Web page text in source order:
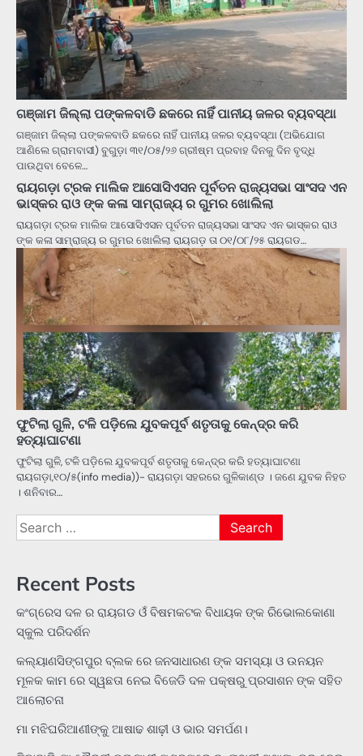
ଗଞ୍ଜାମ ଜିଲ୍ଲା ପଙ୍କଳବାଡି ଛକରେ ନାହିଁ ପାନୀୟ ଜଳର ବ୍ୟବସ୍ଥା
ଗଞ୍ଜାମ ଜିଲ୍ଲା ପଙ୍କଳବାଡି ଛକରେ ନାହିଁ ପାନୀୟ ଜଳର ବ୍ୟବସ୍ଥା (ଅଭିଯୋଗ
ଆଣିଲେ ଗ୍ରାମବାସୀ) ବୁଗୁଡ଼ା ୩୧/୦୫/୨୬ ଗ୍ରୀଷ୍ମ ପ୍ରବାହ ଦିନକୁ ଦିନ ବୃଦ୍ଧି
ପାଉଥିବା ବେଳେ…
ରାୟଗଡ଼ା ଟ୍ରକ ମାଲିକ ଆସୋସିଏସନ ପୂର୍ବତନ ରାଜ୍ୟସଭା ସାଂସଦ ଏନ
ଭାସ୍କର ରାଓ ଙ୍କ କଳା ସାମ୍ରାଜ୍ୟ ର ଗୁମର ଖୋଲିଲା
ରାୟଗଡ଼ା ଟ୍ରକ ମାଲିକ ଆସୋସିଏସନ ପୂର୍ବତନ ରାଜ୍ୟସଭା ସାଂସଦ ଏନ ଭାସ୍କର ରାଓ
ଙ୍କ କଳା ସାମ୍ରାଜ୍ୟ ର ଗୁମର ଖୋଲିଲା ରାୟଗଡ଼ ତା ୦୧/୦୮/୨୫ ରାୟଗଡ…
ଫୁଟିଲା ଗୁଳି, ଟଳି ପଡ଼ିଲେ ଯୁବକପୂର୍ବ ଶତୃତାକୁ କେନ୍ଦ୍ର କରି
ହତ୍ୟାଘାଟଣା
ଫୁଟିଲା ଗୁଳି, ଟଳି ପଡ଼ିଲେ ଯୁବକପୂର୍ବ ଶତୃତାକୁ କେନ୍ଦ୍ର କରି ହତ୍ୟାଘାଟଣା
ରାୟଗଡ଼ା,୧୦/୫(info media))- ରାୟଗଡ଼ା ସହରରେ ଗୁଳିକାଣ୍ଡ । ଜଣେ ଯୁବକ ନିହତ
। ଶନିବାର…
Search
for:
Recent Posts
କଂଗ୍ରେସ ଦଳ ର ରାୟଗଡ ଓଁ ବିଷମକଟକ ବିଧାୟକ ଙ୍କ ରିଭୋଲକୋଣା
ସ୍କୁଲ ପରିଦର୍ଶନ
କଲ୍ୟାଣସିଙ୍ଗପୁର ବ୍ଲକ ରେ ଜନସାଧାରଣ ଙ୍କ ସମସ୍ୟା ଓ ଉନୟନ
ମୂଳକ କାମ ରେ ସ୍ୱଛତା ନେଇ ବିଜେଡି ଦଳ ପକ୍ଷରୁ ପ୍ରସାଶନ ଙ୍କ ସହିତ
ଆଲୋଚନା
ମା ମଝିଘରିଆଣୀଙ୍କୁ ଆଷାଢ ଶାଢ଼ୀ ଓ ଭାର ସମର୍ପଣ।